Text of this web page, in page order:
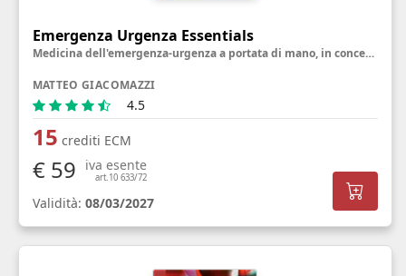
Emergenza Urgenza Essentials
Medicina dell'emergenza-urgenza a portata di mano, in concetti semplici, pratici e utili
MATTEO GIACOMAZZI
4.5
15 crediti ECM
€ 59 iva esente
art.10 633/72
Validità: 08/03/2027